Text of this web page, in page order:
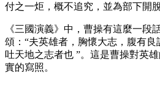
付之一炬，概不追究，並為部下開
《三國演義》中，曹操有這麼一段
頌：“夫英雄者，胸懷大志，腹有
吐天地之志者也 ”。這是曹操對英
實的寫照。